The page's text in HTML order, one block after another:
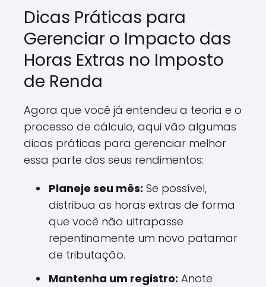
Dicas Práticas para
Gerenciar o Impacto das
Horas Extras no Imposto
de Renda
Agora que você já entendeu a teoria e o
processo de cálculo, aqui vão algumas
dicas práticas para gerenciar melhor
essa parte dos seus rendimentos:
Planeje seu mês: Se possível,
distribua as horas extras de forma
que você não ultrapasse
repentinamente um novo patamar
de tributação.
Mantenha um registro: Anote